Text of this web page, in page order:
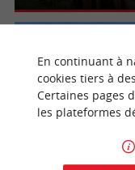
En continuant à
cookies tiers à
Certaines pages
les plateformes